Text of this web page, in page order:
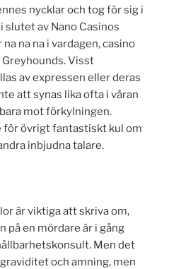
nycklar och tog för sig i
av Nano Casinos
na na i vardagen, casino
Visst
av expressen eller deras
att synas lika ofta i våran
mot förkylningen.
för övrigt fantastiskt kul om
inbjudna talare.
är viktiga att skriva om,
på en mördare är i gång
Men det
och amning, men